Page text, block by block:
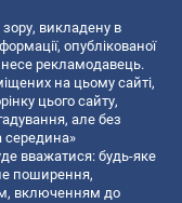
зору, викладену в
опублікованої
несе рекламодавець.
на цьому сайті,
цього сайту,
але без
середина»
вважатися: будь-яке
поширення,
включенням до